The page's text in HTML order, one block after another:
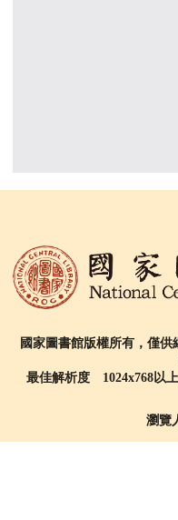
國家圖書館版權所有，僅
最佳解析度 1024x768以
瀏覽